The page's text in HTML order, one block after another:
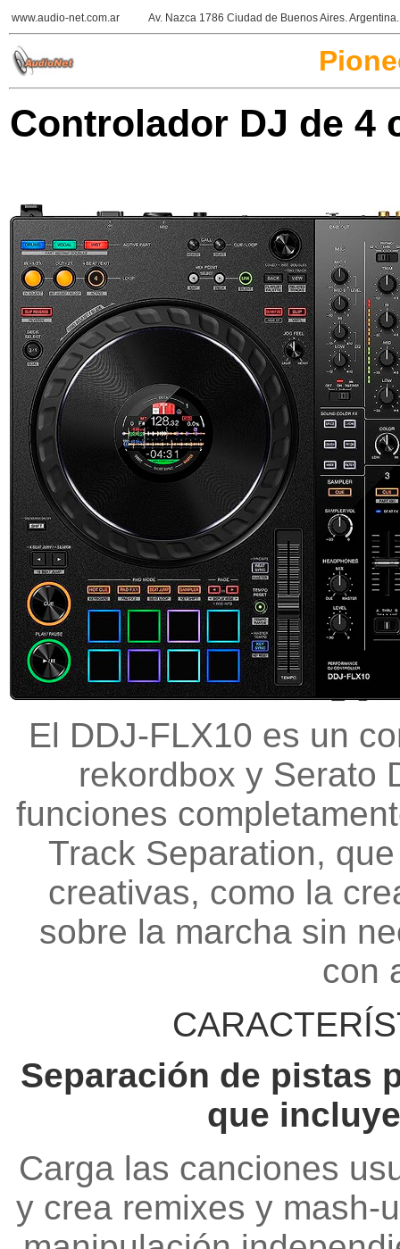
www.audio-net.com.ar Av. Nazca 1786 Ciudad de Buenos Aires.
Controlador DJ de 4
El DDJ-FLX10 es un
rekordbox y Serato
funciones
Track Separation,
creativas, como la
sobre la marcha sin
con
Separación de pistas
que
Carga las canciones
y crea remixes y mash-